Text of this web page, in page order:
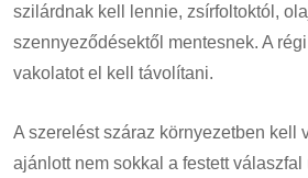
szilárdnak kell lennie, zsírfoltoktól,
szennyeződésektől mentesnek. A
vakolatot el kell távolítani.
A szerelést száraz környezetben kell
ajánlott nem sokkal a festett válaszfal